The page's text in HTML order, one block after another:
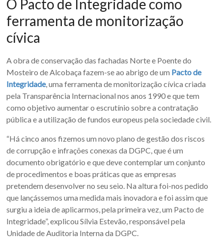
O Pacto de Integridade como
ferramenta de monitorização
cívica
A obra de conservação das fachadas Norte e Poente do
Mosteiro de Alcobaça fazem-se ao abrigo de um Pacto de
Integridade, uma ferramenta de monitorização cívica criada
pela Transparência Internacional nos anos 1990 e que tem
como objetivo aumentar o escrutínio sobre a contratação
pública e a utilização de fundos europeus pela sociedade civil.
“Há cinco anos fizemos um novo plano de gestão dos riscos
de corrupção e infrações conexas da DGPC, que é um
documento obrigatório e que deve contemplar um conjunto
de procedimentos e boas práticas que as empresas
pretendem desenvolver no seu seio. Na altura foi-nos pedido
que lançássemos uma medida mais inovadora e foi assim que
surgiu a ideia de aplicarmos, pela primeira vez, um Pacto de
Integridade”, explicou Sílvia Estevão, responsável pela
Unidade de Auditoria Interna da DGPC.